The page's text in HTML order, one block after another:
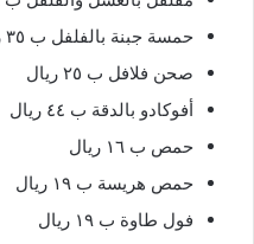
حمسة جبنة بالفلفل ب ٣٥ ريال
صحن فلافل ب ٢٥ ريال
أفوكادو بالدقة ب ٤٤ ريال
حمص ب ١٦ ريال
حمص هريسة ب ١٩ ريال
فول طاوة ب ١٩ ريال